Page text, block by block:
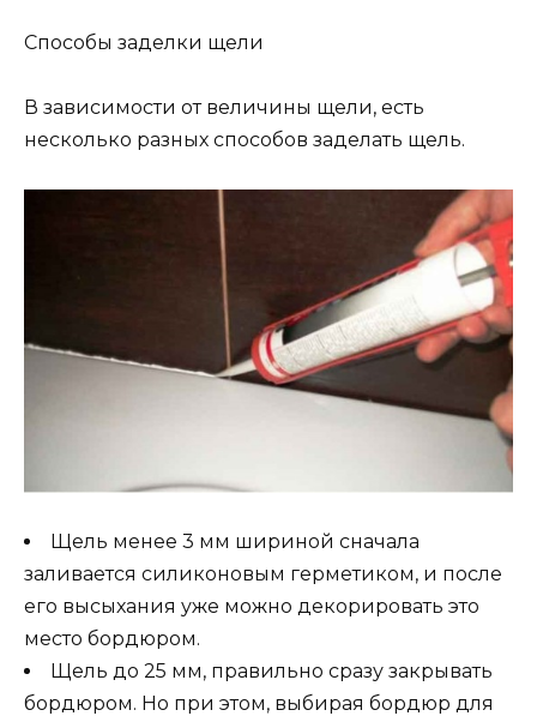
Способы заделки щели
В зависимости от величины щели, есть
несколько разных способов заделать щель.
Щель менее 3 мм шириной сначала
заливается силиконовым герметиком, и после
его высыхания уже можно декорировать это
место бордюром.
Щель до 25 мм, правильно сразу закрывать
бордюром. Но при этом, выбирая бордюр для